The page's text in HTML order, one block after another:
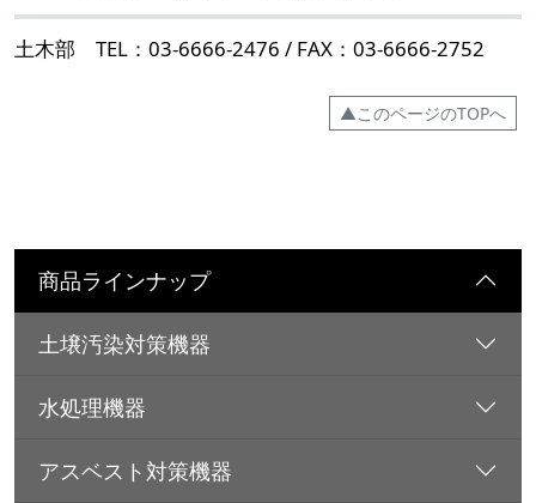
土木部 TEL：03-6666-2476 / FAX：03-6666-2752
▲このページのTOPへ
商品ラインナップ
土壌汚染対策機器
水処理機器
アスベスト対策機器